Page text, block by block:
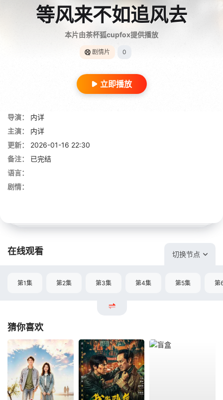
等风来不如追风去
本片由茶杯狐cupfox提供播放
剧情片 0
立即播放
导演：
内详
主演：
内详
更新：
2026-01-16 22:30
备注：
已完结
语言：
剧情：
在线观看 切换节点
第1集 第2集 第3集 第4集 第5集 第
猜你喜欢